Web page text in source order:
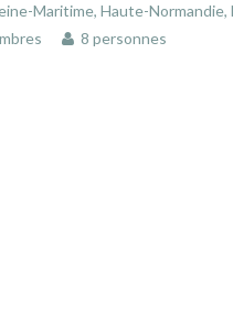
Maritime, Haute-Normandie,
8 personnes